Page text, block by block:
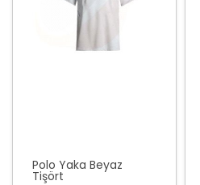
Polo Yaka Beyaz
Tişört